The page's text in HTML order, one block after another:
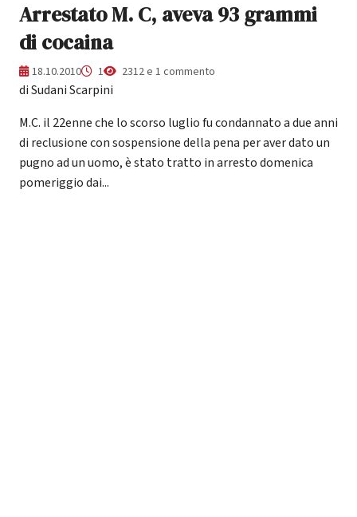
Arrestato M. C, aveva 93 grammi
di cocaina
18.10.2010 1 2312 e 1 commento
di Sudani Scarpini
M.C. il 22enne che lo scorso luglio fu condannato a due anni
di reclusione con sospensione della pena per aver dato un
pugno ad un uomo, è stato tratto in arresto domenica
pomeriggio dai...